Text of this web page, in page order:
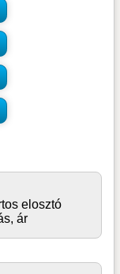
elosztó
ár